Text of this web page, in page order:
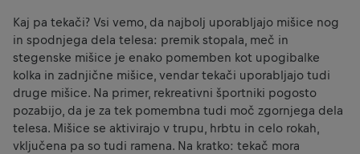
Kaj pa tekači? Vsi vemo, da najbolj uporabljajo mišice nog
in spodnjega dela telesa: premik stopala, meč in
stegenske mišice je enako pomemben kot upogibalke
kolka in zadnjične mišice, vendar tekači uporabljajo tudi
druge mišice. Na primer, rekreativni športniki pogosto
pozabijo, da je za tek pomembna tudi moč zgornjega dela
telesa. Mišice se aktivirajo v trupu, hrbtu in celo rokah,
vključena pa so tudi ramena. Na kratko: tekač mora